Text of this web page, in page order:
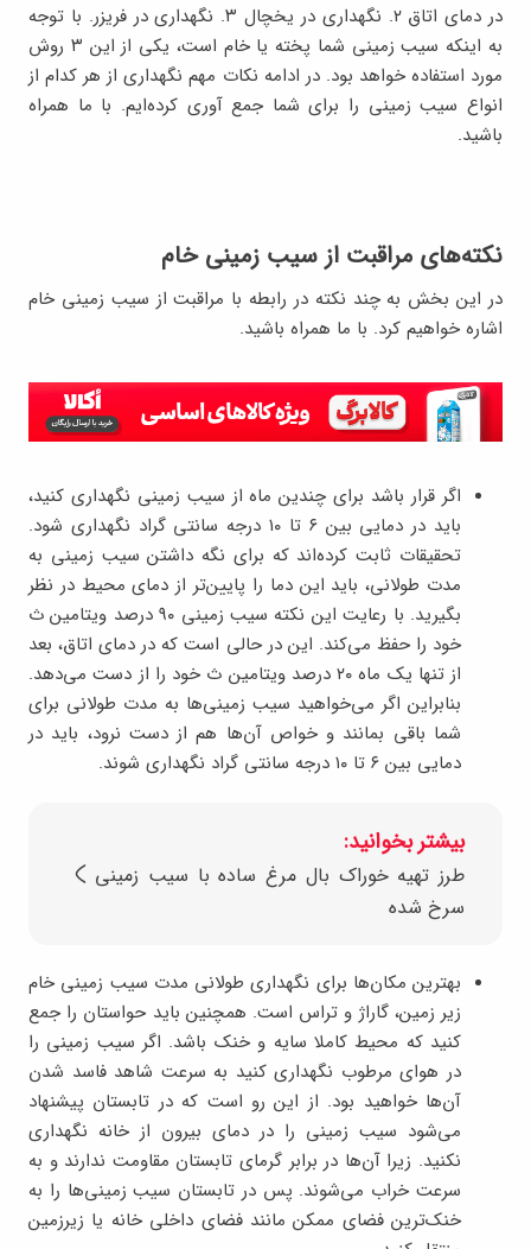
در دمای اتاق ۲. نگهداری در یخچال ۳. نگهداری در فریزر. با توجه
به اینکه سیب زمینی شما پخته یا خام است، یکی از این ۳ روش
مورد استفاده خواهد بود. در ادامه نکات مهم نگهداری از هر کدام از
انواع سیب زمینی را برای شما جمع آوری کرده‌ایم. با ما همراه
باشید.
نکته‌های مراقبت از سیب زمینی خام
در این بخش به چند نکته در رابطه با مراقبت از سیب زمینی خام
اشاره خواهیم کرد. با ما همراه باشید.
اگر قرار باشد برای چندین ماه از سیب زمینی نگهداری کنید،
باید در دمایی بین ۶ تا ۱۰ درجه سانتی گراد نگهداری شود.
تحقیقات ثابت کرده‌اند که برای نگه داشتن سیب زمینی به
مدت طولانی، باید این دما را پایین‌تر از دمای محیط در نظر
بگیرید. با رعایت این نکته سیب زمینی ۹۰ درصد ویتامین ث
خود را حفظ می‌کند. این در حالی است که در دمای اتاق، بعد
از تنها یک ماه ۲۰ درصد ویتامین ث خود را از دست می‌دهد.
بنابراین اگر می‌خواهید سیب زمینی‌ها به مدت طولانی برای
شما باقی بمانند و خواص آن‌ها هم از دست نرود، باید در
دمایی بین ۶ تا ۱۰ درجه سانتی گراد نگهداری شوند.
بیشتر بخوانید:
طرز تهیه خوراک بال مرغ ساده با سیب زمینی
سرخ شده
بهترین مکان‌ها برای نگهداری طولانی مدت سیب زمینی خام
زیر زمین، گاراژ و تراس است. همچنین باید حواستان را جمع
کنید که محیط کاملا سایه و خنک باشد. اگر سیب زمینی را
در هوای مرطوب نگهداری کنید به سرعت شاهد فاسد شدن
آن‌ها خواهید بود. از این رو است که در تابستان پیشنهاد
می‌شود سیب زمینی را در دمای بیرون از خانه نگهداری
نکنید. زیرا آن‌ها در برابر گرمای تابستان مقاومت ندارند و به
سرعت خراب می‌شوند. پس در تابستان سیب زمینی‌ها را به
خنک‌ترین فضای ممکن مانند فضای داخلی خانه یا زیرزمین